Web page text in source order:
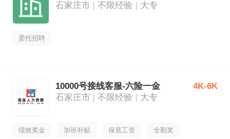
石家庄市
不限经验 大专
委托招聘
10000号接线客服-六险一金
石家庄市
不限经验 大专
4K-6K
绩效奖金 加班补贴 保底工资 全勤奖